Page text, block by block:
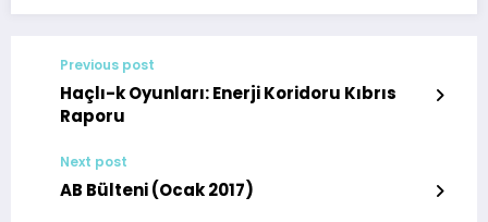
Previous post
Haçlı-k Oyunları: Enerji Koridoru Kıbrıs
Raporu
Next post
AB Bülteni (Ocak 2017)